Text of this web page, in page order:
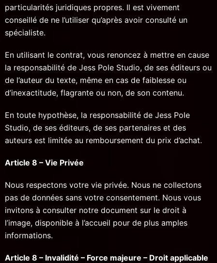
particularités juridiques propres. Il est vivement
conseillé de ne l’utiliser qu’après avoir consulté un
spécialiste.
En utilisant le contrat, vous renoncez à mettre en cause
la responsabilité de Jess Pole Studio, de ses éditeurs ou
de l’auteur du texte, même en cas de faiblesse ou
d’inexactitude, flagrante ou non, de son contenu.
En toute hypothèse, la responsabilité de Jess Pole
Studio, de ses éditeurs, de ses partenaires et des
auteurs est limitée au remboursement du prix d’achat.
Article 8 – Vie Privée
Nous respectons votre vie privée. Nous ne collectons
pas de données sans votre consentement. Nous vous
invitons à consulter notre document sur le droit à
l’image, disponible à l’accueil pour de plus amples
informations.
Article 8 – Invalidité – Force majeure – Droit applicable